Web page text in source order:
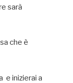
sarà
che è
e inizierai a